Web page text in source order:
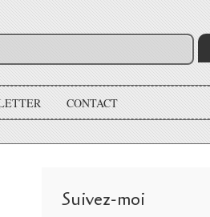
CONTACT
Suivez-moi